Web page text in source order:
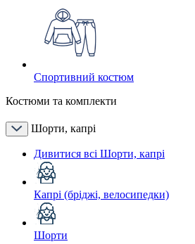
Спортивний костюм
Костюми та комплекти
Шорти, капрі
Дивитися всі Шорти, капрі
Капрі (бріджі, велосипедки)
Шорти